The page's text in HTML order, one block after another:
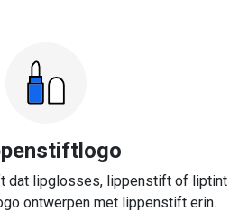
dat lipglosses, lippenstift of liptint
ontwerpen met lippenstift erin.